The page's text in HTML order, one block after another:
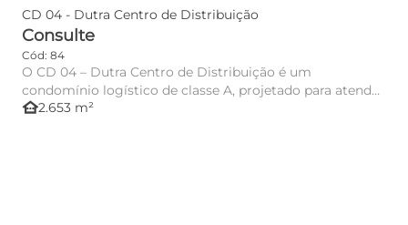
CD 04 - Dutra Centro de Distribuição
Consulte
Cód: 84
O CD 04 – Dutra Centro de Distribuição é um
condomínio logístico de classe A, projetado para atender
operações de ar...
other_houses2.653 m²